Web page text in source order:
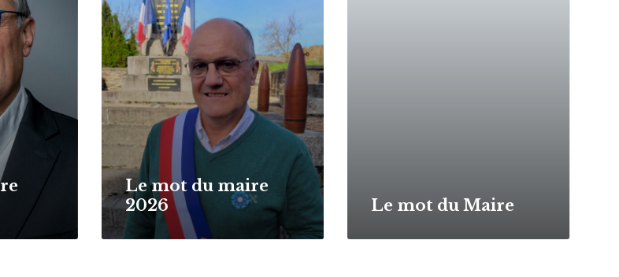
Le mot du maire
2026
Le mot du Maire